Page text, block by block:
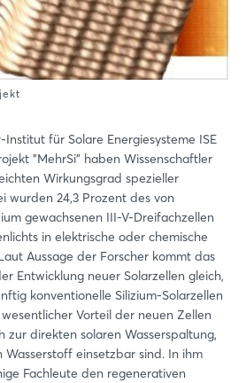
für Solare Energiesysteme ISE
"MehrSi" haben Wissenschaftler
Wirkungsgrad spezieller
wurden 24,3 Prozent des von
gewachsenen III-V-Dreifachzellen
in elektrische oder chemische
Aussage der Forscher kommt das
Entwicklung neuer Solarzellen gleich,
konventionelle Silizium-Solarzellen
Vorteil der neuen Zellen
zur direkten solaren Wasserspaltung,
Wasserstoff einsetzbar sind. In ihm
Fachleute den regenerativen